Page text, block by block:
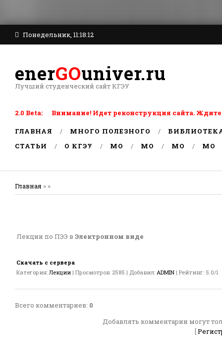
Понедельник, 11:18:12
enerGOuniver.ru
Лучший студенческий сайт КГЭУ
2.0 Beta: Внимание! Идет реконструкция сайта. Ждите
ГЛАВНАЯ МНОГО ПОЛЕЗНОГО
СТАТЬИ
О КГЭУ MO MO MO MO
Главная » »
Лекции по ПЭЭ в Электронном виде
Скачать с сервера
Категория: Лекции | Просмотров: 2585 | Добавил: ADMIN | Рейтинг: 5.0/1
Всего комментариев: 0
Добавлять комментарии могут
[